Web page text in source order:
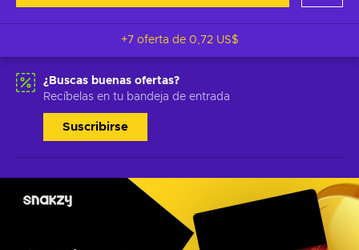
+7 oferta de 0,72 US$
¿Buscas buenas ofertas?
Recíbelas en tu bandeja de entrada
Suscribirse